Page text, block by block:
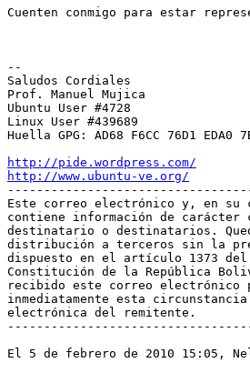
Cuenten conmigo para estar
--
Saludos Cordiales
Prof. Manuel Mujica
Ubuntu User #4728
Linux User #439689
Huella GPG: AD68 F6CC 76D1 EDA0
http://pide.wordpress.com/
http://www.ubuntu-ve.org/
Este correo electrónico y, en su
contiene información de
destinatario o destinatarios.
distribución a terceros sin la
dispuesto en el artículo 1373
Constitución de la República
recibido este correo
inmediatamente esta
electrónica del remitente.
El 5 de febrero de 2010 15:05,